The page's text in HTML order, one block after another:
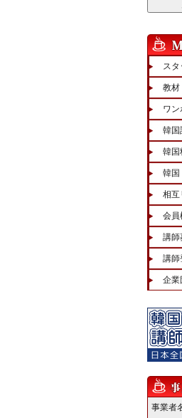
スタ
教材
ワ
韓国
韓国
韓国
相互
会員
講師
講師
企業
事業者